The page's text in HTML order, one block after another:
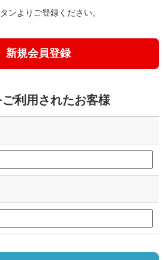
ンよりご登録ください。
新規会員登録
利用されたお客様